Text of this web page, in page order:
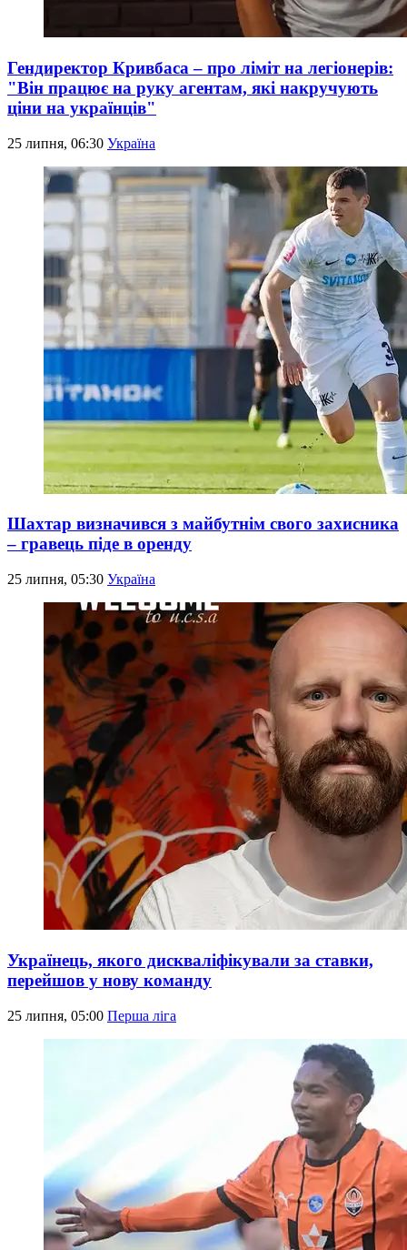
Гендиректор Кривбаса – про ліміт на легіонерів:
"Він працює на руку агентам, які накручують
ціни на українців"
25 липня, 06:30 Україна
Шахтар визначився з майбутнім свого захисника
– гравець піде в оренду
25 липня, 05:30 Україна
Українець, якого дискваліфікували за ставки,
перейшов у нову команду
25 липня, 05:00 Перша ліга